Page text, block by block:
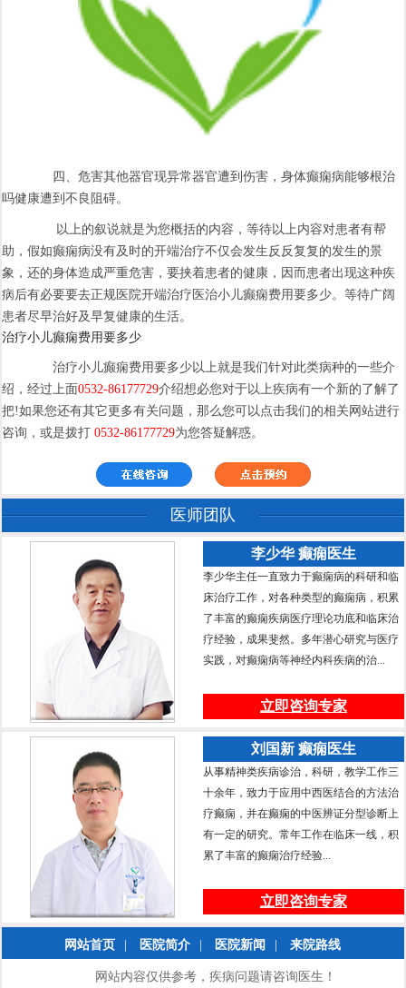
四、危害其他器官现异常器官遭到伤害，身体癫痫病能够根治
吗健康遭到不良阻碍。
以上的叙说就是为您概括的内容，等待以上内容对患者有帮
助，假如癫痫病没有及时的开端治疗不仅会发生反反复复的发生的景
象，还的身体造成严重危害，要挟着患者的健康，因而患者出现这种疾
病后有必要要去正规医院开端治疗医治小儿癫痫费用要多少。等待广阔
患者尽早治好及早复健康的生活。
治疗小儿癫痫费用要多少
治疗小儿癫痫费用要多少以上就是我们针对此类病种的一些介
绍，经过上面0532-86177729介绍想必您对于以上疾病有一个新的了解了
把!如果您还有其它更多有关问题，那么您可以点击我们的相关网站进行
咨询，或是拨打0532-86177729为您答疑解惑。
医师团队
李少华 癫痫医生
李少华主任一直致力于癫痫病的科研和临
床治疗工作，对各种类型的癫痫病，积累
了丰富的癫痫疾病医疗理论功底和临床治
疗经验，成果斐然。多年潜心研究与医疗
实践，对癫痫病等神经内科疾病的治...
立即咨询专家
刘国新 癫痫医生
从事精神类疾病诊治，科研，教学工作三
十余年，致力于应用中西医结合的方法治
疗癫痫，并在癫痫的中医辨证分型诊断上
有一定的研究。常年工作在临床一线，积
累了丰富的癫痫治疗经验...
立即咨询专家
网站首页 医院简介 医院新闻 来院路线
网站内容仅供参考，疾病问题请咨询医生！